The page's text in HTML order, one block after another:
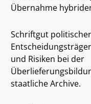
Übernahme
Schriftgut politischer
und Risiken bei der
staatliche Archive.